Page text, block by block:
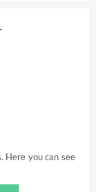
Here you can see